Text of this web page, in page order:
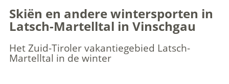
Skiën en andere wintersporten in
Latsch-Martelltal in Vinschgau
Het Zuid-Tiroler vakantiegebied Latsch-
Martelltal in de winter